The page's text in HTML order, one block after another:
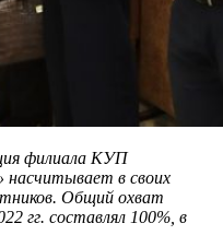
филиала КУП
насчитывает в своих
Общий охват
гг. составлял 100%, в